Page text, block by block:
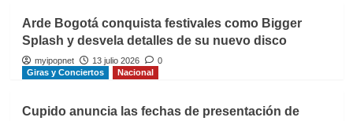
Arde Bogotá conquista festivales como Bigger
Splash y desvela detalles de su nuevo disco
myipopnet 13 julio 2026
0
Giras y Conciertos
Nacional
Cupido anuncia las fechas de presentación de